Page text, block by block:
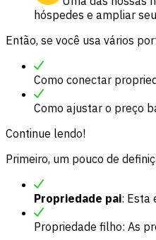
hóspedes e ampliar
Então, se você usa vários
Como conectar
Como ajustar o preço
Continue lendo!
Primeiro, um pouco de
Propriedade pai: Esta
Propriedade filho: As